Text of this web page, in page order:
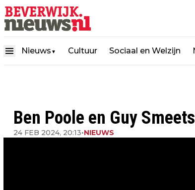
Nieuws ▼ Cultuur Sociaal en Welzijn
Ben Poole en Guy
24 FEB 2024, 20:13•NIEUWS